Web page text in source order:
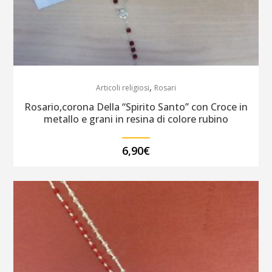
Articoli religiosi, Rosari
Rosario,corona Della “Spirito Santo” con Croce in
metallo e grani in resina di colore rubino
6,90€